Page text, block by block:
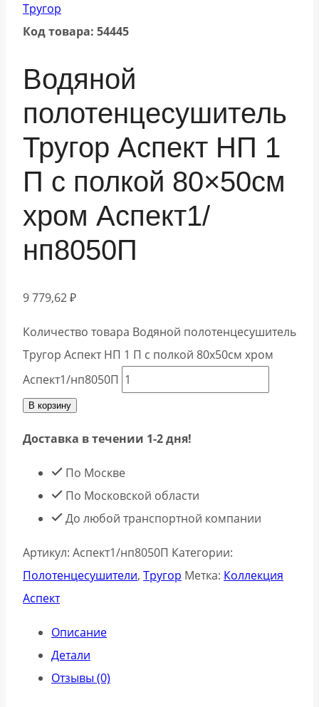
Тругор
Код товара: 54445
Водяной
полотенцесушитель
Тругор Аспект НП 1
П с полкой 80×50см
хром Аспект1/
нп8050П
9 779,62₽
Количество товара Водяной полотенцесушитель
Тругор Аспект НП 1 П с полкой 80x50см хром
Аспект1/нп8050П
В корзину
Доставка в течении 1-2 дня!
По Москве
По Московской области
До любой транспортной компании
Артикул: Аспект1/нп8050П Категории:
Полотенцесушители, Тругор Метка: Коллекция
Аспект
Описание
Детали
Отзывы (0)